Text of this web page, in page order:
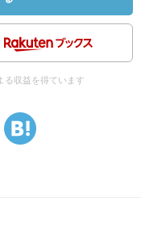
る収益を得ています